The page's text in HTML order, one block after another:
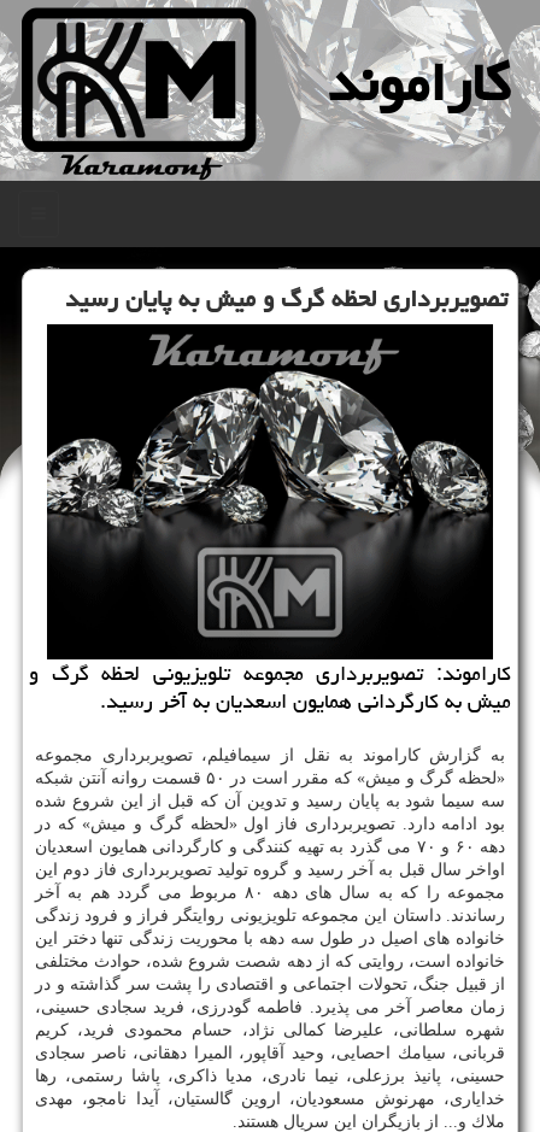
كاراموند
تصویربرداری لحظه گرگ و میش به پایان رسید
كاراموند: تصویربرداری مجموعه تلویزیونی لحظه گرگ و
میش به كارگردانی همایون اسعدیان به آخر رسید.
به گزارش كاراموند به نقل از سیمافیلم، تصویربرداری مجموعه
«لحظه گرگ و میش» كه مقرر است در ۵۰ قسمت روانه آنتن شبكه
سه سیما شود به پایان رسید و تدوین آن كه قبل از این شروع شده
بود ادامه دارد. تصویربرداری فاز اول «لحظه گرگ و میش» كه در
دهه ۶۰ و ۷۰ می گذرد به تهیه كنندگی و كارگردانی همایون اسعدیان
اواخر سال قبل به آخر رسید و گروه تولید تصویربرداری فاز دوم این
مجموعه را كه به سال های دهه ۸۰ مربوط می گردد هم به آخر
رساندند. داستان این مجموعه تلویزیونی روایتگر فراز و فرود زندگی
خانواده های اصیل در طول سه دهه با محوریت زندگی تنها دختر این
خانواده است، روایتی كه از دهه شصت شروع شده، حوادث مختلفی
از قبیل جنگ، تحولات اجتماعی و اقتصادی را پشت سر گذاشته و در
زمان معاصر آخر می پذیرد. فاطمه گودرزی، فرید سجادی حسینی،
شهره سلطانی، علیرضا كمالی نژاد، حسام محمودی فرید، كریم
قربانی، سیامك احصایی، وحید آقاپور، المیرا دهقانی، ناصر سجادی
حسینی، پانیذ برزعلی، نیما نادری، مدیا ذاكری، پاشا رستمی، رها
خدایاری، مهرنوش مسعودیان، اروین گالستیان، آیدا نامجو، مهدی
ملاك و... از بازیگران این سریال هستند.